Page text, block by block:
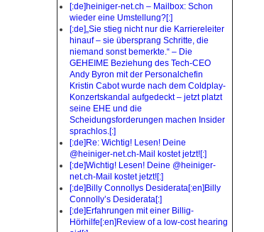
[:de]heiniger-net.ch – Mailbox: Schon
wieder eine Umstellung?[:]
[:de]„Sie stieg nicht nur die Karriereleiter
hinauf – sie übersprang Schritte, die
niemand sonst bemerkte.“ – Die
GEHEIME Beziehung des Tech-CEO
Andy Byron mit der Personalchefin
Kristin Cabot wurde nach dem Coldplay-
Konzertskandal aufgedeckt – jetzt platzt
seine EHE und die
Scheidungsforderungen machen Insider
sprachlos.[:]
[:de]Re: Wichtig! Lesen! Deine
@heiniger-net.ch-Mail kostet jetzt![:]
[:de]Wichtig! Lesen! Deine @heiniger-
net.ch-Mail kostet jetzt![:]
[:de]Billy Connollys Desiderata[:en]Billy
Connolly’s Desiderata[:]
[:de]Erfahrungen mit einer Billig-
Hörhilfe[:en]Review of a low-cost hearing